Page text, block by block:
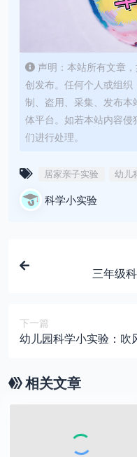
声明：本站所有文章
创发布。任何个人或组织
制、盗用、采集、发布
体平台。如若本站内容
们进行处理。
居家亲子实验 幼儿
科学小实验
三年级
下一篇
幼儿园科学小实验：吹
相关文章